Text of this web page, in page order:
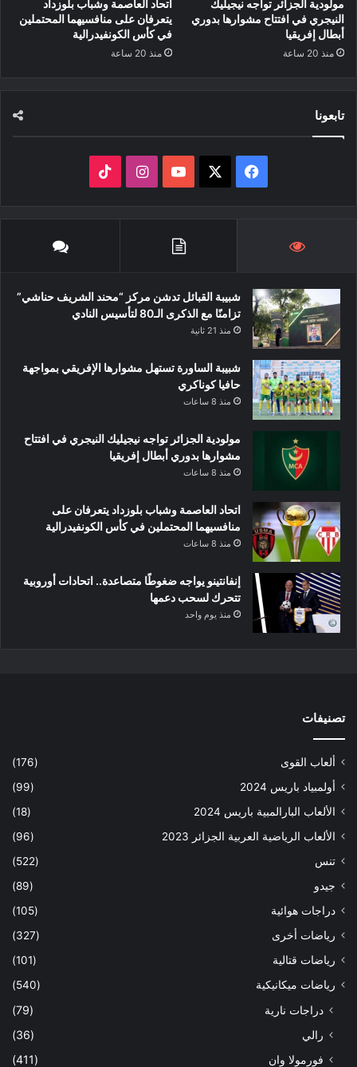
مولودية الجزائر تواجه نيجيليك
النيجري في افتتاح مشوارها بدوري
أبطال إفريقيا
منذ 20 ساعة
اتحاد العاصمة وشباب بلوزداد
يتعرفان على منافسيهما المحتملين
في كأس الكونفيدرالية
منذ 20 ساعة
تابعونا
فيسبوك ‫YouTubeانستقرام
شبيبة القبائل تدشن مركز “محند الشريف حناشي”
تزامنًا مع الذكرى الـ80 لتأسيس النادي
منذ 21 ثانية
شبيبة الساورة تستهل مشوارها الإفريقي بمواجهة
حافيا كوناكري
منذ 8 ساعات
مولودية الجزائر تواجه نيجيليك النيجري في افتتاح
مشوارها بدوري أبطال إفريقيا
منذ 8 ساعات
اتحاد العاصمة وشباب بلوزداد يتعرفان على
منافسيهما المحتملين في كأس الكونفيدرالية
منذ 8 ساعات
إنفانتينو يواجه ضغوطًا متصاعدة.. اتحادات أوروبية
تتحرك لسحب دعمها
منذ يوم واحد
تصنيفات
ألعاب القوى
(176)
أولمبياد باريس 2024
(99)
الألعاب البارالمبية باريس 2024
(18)
الألعاب الرياضية العربية الجزائر 2023
(96)
تنس
(522)
جيدو
(89)
دراجات هوائية
(105)
رياضات أخرى
(327)
رياضات قتالية
(101)
رياضات ميكانيكية
(540)
دراجات نارية
(79)
رالي
(36)
فورمولا وان
(411)